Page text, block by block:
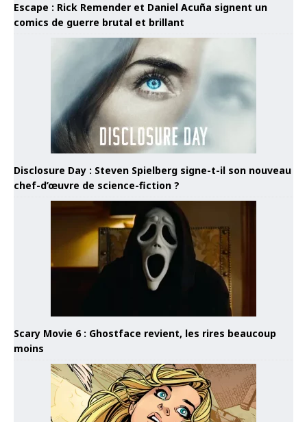
Escape : Rick Remender et Daniel Acuña signent un
comics de guerre brutal et brillant
Disclosure Day : Steven Spielberg signe-t-il son nouveau
chef-d’œuvre de science-fiction ?
Scary Movie 6 : Ghostface revient, les rires beaucoup
moins